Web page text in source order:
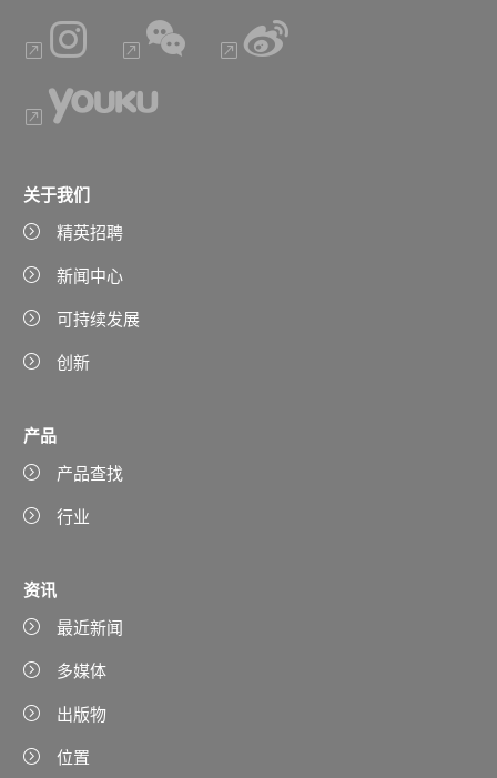
关于我们
精英招聘
新闻中心
可持续发展
创新
产品
产品查找
行业
资讯
最近新闻
多媒体
出版物
位置